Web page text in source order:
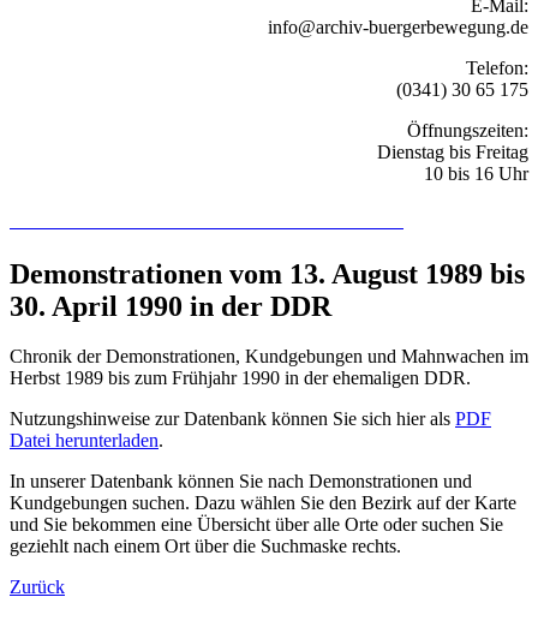
E-Mail:
info@archiv-buergerbewegung.de
Telefon:
(0341) 30 65 175
Öffnungszeiten:
Dienstag bis Freitag
10 bis 16 Uhr
Demonstrationen vom 13. August 1989 bis
30. April 1990 in der DDR
Chronik der Demonstrationen, Kundgebungen und Mahnwachen im
Herbst 1989 bis zum Frühjahr 1990 in der ehemaligen DDR.
Nutzungshinweise zur Datenbank können Sie sich hier als PDF
Datei herunterladen.
In unserer Datenbank können Sie nach Demonstrationen und
Kundgebungen suchen. Dazu wählen Sie den Bezirk auf der Karte
und Sie bekommen eine Übersicht über alle Orte oder suchen Sie
geziehlt nach einem Ort über die Suchmaske rechts.
Zurück